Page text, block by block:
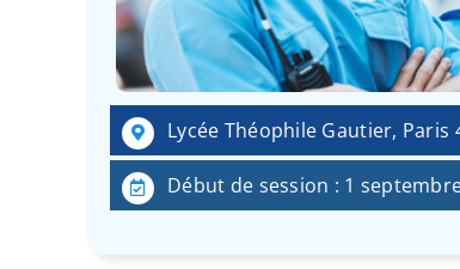
Lycée Théophile Gautier, Paris
Début de session : 1